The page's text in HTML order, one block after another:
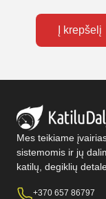
Į krepšelį
Mes teikiame
sistemomis ir jų
katilų, degiklių
+370 657 86797